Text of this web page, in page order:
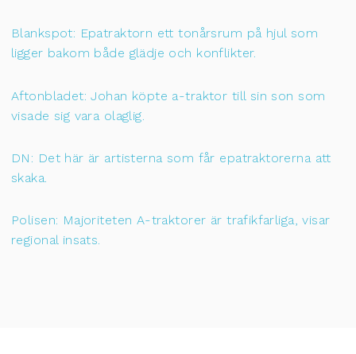
Blankspot: Epatraktorn ett tonårsrum på hjul som
ligger bakom både glädje och konflikter.
Aftonbladet: Johan köpte a-traktor till sin son som
visade sig vara olaglig.
DN: Det här är artisterna som får epatraktorerna att
skaka.
Polisen: Majoriteten A-traktorer är trafikfarliga, visar
regional insats.